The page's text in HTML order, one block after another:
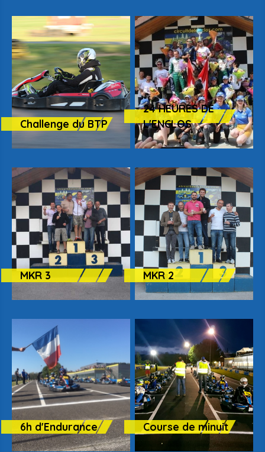
Challenge du BTP
24 HEURES DE
L'ENCLOS
MKR 3 MKR 2
6h d'Endurance Course de minuit